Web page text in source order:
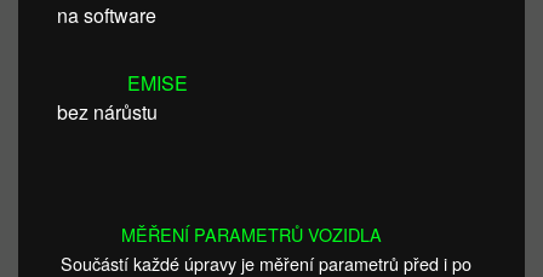
na software
EMISE
bez nárůstu
MĚŘENÍ PARAMETRŮ VOZIDLA
Součástí každé úpravy je měření parametrů před i po